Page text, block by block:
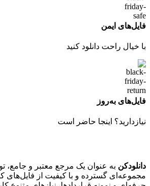
فایل‌های ایمن
با خیال راحت دانلود کنید
فایل‌های به‌روز
نیازدارید؟ اینجا حاضر است
دانلودکن به عنوان یک مرجع معتبر و جامع،
مجموعه‌ای گسترده و با کیفیت از فایل‌های